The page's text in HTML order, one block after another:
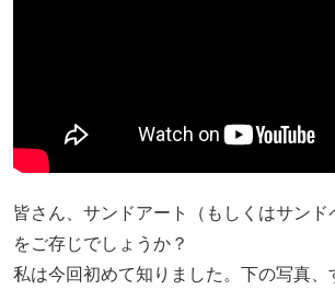
皆さん、サンドアート（もしくはサンド
をご存じでしょうか？
私は今回初めて知りました。下の写真、